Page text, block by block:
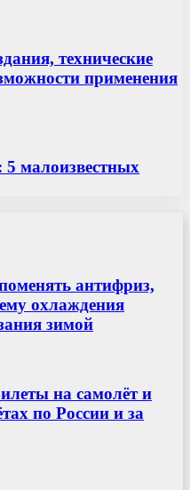
технические
применения
малоизвестных
антифриз,
охлаждения
зимой
на самолёт и
по России и за